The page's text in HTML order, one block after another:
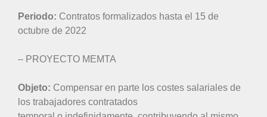
Periodo: Contratos formalizados hasta el 15 de
octubre de 2022
– PROYECTO MEMTA
Objeto: Compensar en parte los costes salariales de
los trabajadores contratados